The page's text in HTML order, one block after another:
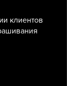
клиентов